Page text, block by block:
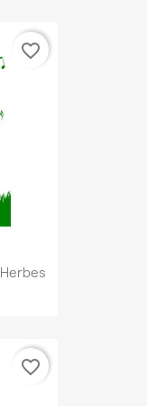
favorite_border
favorite_border